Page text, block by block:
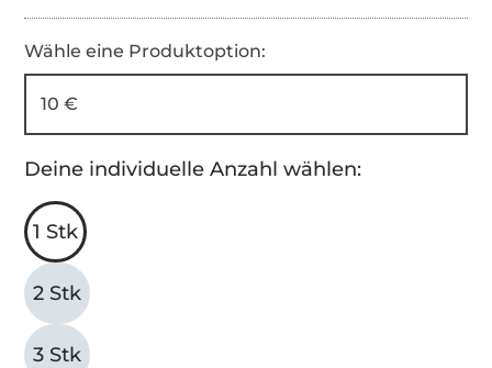
Wähle eine Produktoption:
10 €
Deine individuelle Anzahl wählen:
1 Stk
2 Stk
3 Stk